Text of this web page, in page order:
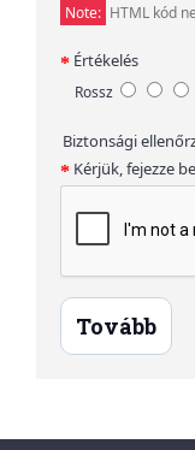
Note: HTML kód
Értékelés
Rossz
Biztonsági
Kérjük, fejezze
Tovább